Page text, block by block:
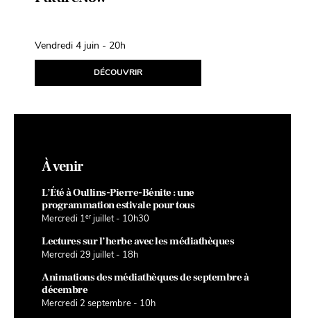
Vendredi 4 juin - 20h
DÉCOUVRIR
À venir
L’Été à Oullins-Pierre-Bénite : une
programmation estivale pour tous
Mercredi 1er juillet - 10h30
Lectures sur l’herbe avec les médiathèques
Mercredi 29 juillet - 18h
Animations des médiathèques de septembre à
décembre
Mercredi 2 septembre - 10h